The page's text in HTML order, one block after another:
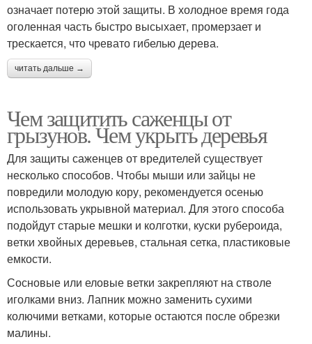
означает потерю этой защиты. В холодное время года
оголенная часть быстро высыхает, промерзает и
трескается, что чревато гибелью дерева.
читать дальше →
Чем защитить саженцы от
грызунов. Чем укрыть деревья
Для защиты саженцев от вредителей существует
несколько способов. Чтобы мыши или зайцы не
повредили молодую кору, рекомендуется осенью
использовать укрывной материал. Для этого способа
подойдут старые мешки и колготки, куски рубероида,
ветки хвойных деревьев, стальная сетка, пластиковые
емкости.
Сосновые или еловые ветки закрепляют на стволе
иголками вниз. Лапник можно заменить сухими
колючими ветками, которые остаются после обрезки
малины.